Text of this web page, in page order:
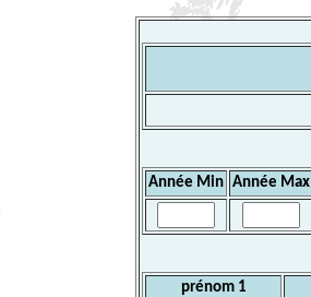
Année Min Année Max
prénom 1